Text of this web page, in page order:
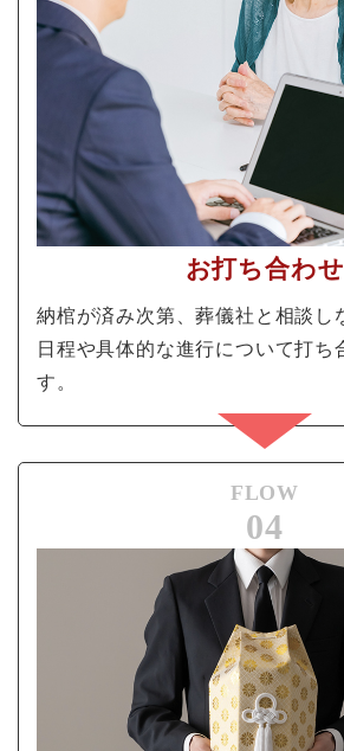
お打ち合わせ
納棺が済み次第、葬儀社と相談し
日程や具体的な進行について打ち
す。
FLOW
04